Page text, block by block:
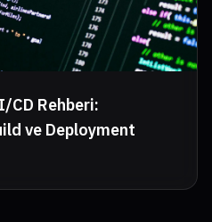
CD Rehberi:
ve Deployment